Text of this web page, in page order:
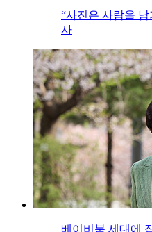
“사진은 사람을 남
사
베이비붐 세대에